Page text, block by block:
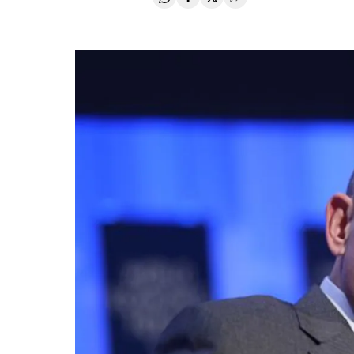
Compartir en Whatsapp
Compartir en Facebook
Compartir en Twitter
Desplegar Redes